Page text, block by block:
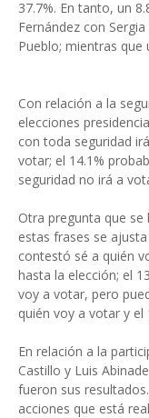
37.7%. En tanto, un
Fernández con
Pueblo; mientras
Con relación a la
elecciones
con toda seguridad
votar; el 14.1%
seguridad no irá a
Otra pregunta que se
estas frases se
contestó sé a quién
hasta la elección; el
voy a votar, pero
quién voy a votar y
En relación a la
Castillo y Luis
fueron sus
acciones que está